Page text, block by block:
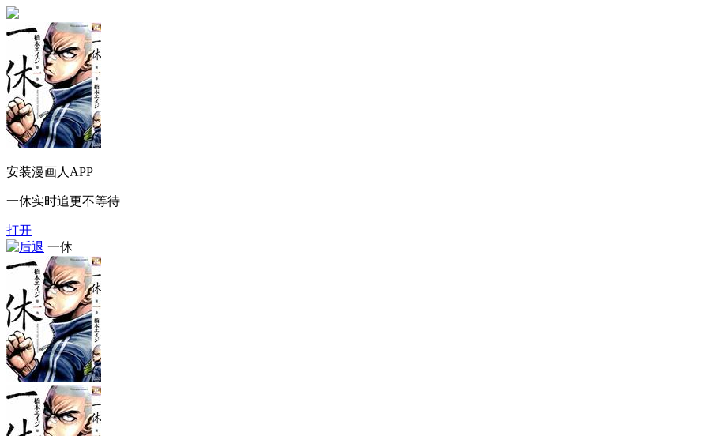
安装漫画人APP
一休实时追更不等待
打开
一休